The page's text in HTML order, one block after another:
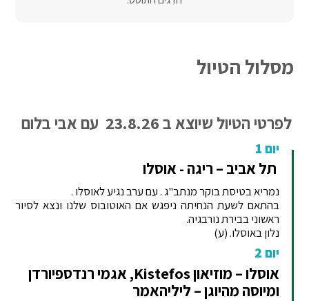
מסלול הטיול
לפרטי הטיול שיוצא ב 23.8.26 עם אבי בלום
יום 1
תל אביב – ריגה - אוסלו
נמריא בטיסת בוקר מנתב"ג . עם ערב נגיע לאוסלו .
בהתאם לשעת הנחיתה ניפגש אם האוטובוס שלנו ונצא לסיור
ראשוני בבירת נורבגיה.
נלון באוסלו. (ע)
יום 2
אוסלו – מוזיאון Kistefos, אגמי רנדספיורדן
ומיוסה מהיוגן – ליליהאמר